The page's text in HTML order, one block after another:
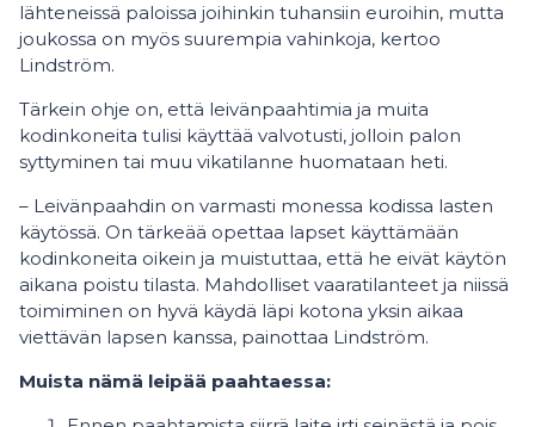
lähteneissä paloissa joihinkin tuhansiin euroihin, mutta
joukossa on myös suurempia vahinkoja, kertoo
Lindström.
Tärkein ohje on, että leivänpaahtimia ja muita
kodinkoneita tulisi käyttää valvotusti, jolloin palon
syttyminen tai muu vikatilanne huomataan heti.
– Leivänpaahdin on varmasti monessa kodissa lasten
käytössä. On tärkeää opettaa lapset käyttämään
kodinkoneita oikein ja muistuttaa, että he eivät käytön
aikana poistu tilasta. Mahdolliset vaaratilanteet ja niissä
toimiminen on hyvä käydä läpi kotona yksin aikaa
viettävän lapsen kanssa, painottaa Lindström.
Muista nämä leipää paahtaessa: